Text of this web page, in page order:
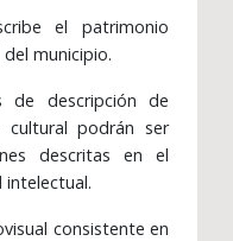
el patrimonio
municipio.
de descripción de
podrán ser
descritas en el
consistente en